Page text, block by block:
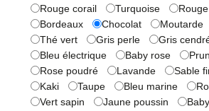
Rouge corail
Turquoise
Bordeaux
Chocolat Moutarde
Thé vert
Gris perle
Gris
Bleu électrique
Baby rose
Rose poudré
Lavande
Sable
Kaki
Taupe Bleu marine
Vert sapin
Jaune poussin